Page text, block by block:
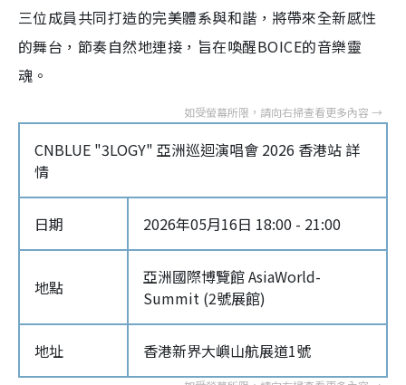
三位成員共同打造的完美體系與和諧，將帶來全新感性
的舞台，節奏自然地連接，旨在喚醒BOICE的音樂靈
魂。
CNBLUE "3LOGY" 亞洲巡迴演唱會 2026 香港站 詳
情
日期 2026年05月16日 18:00 - 21:00
地點
亞洲國際博覽館 AsiaWorld-
Summit (2號展館)
地址 香港新界大嶼山航展道1號